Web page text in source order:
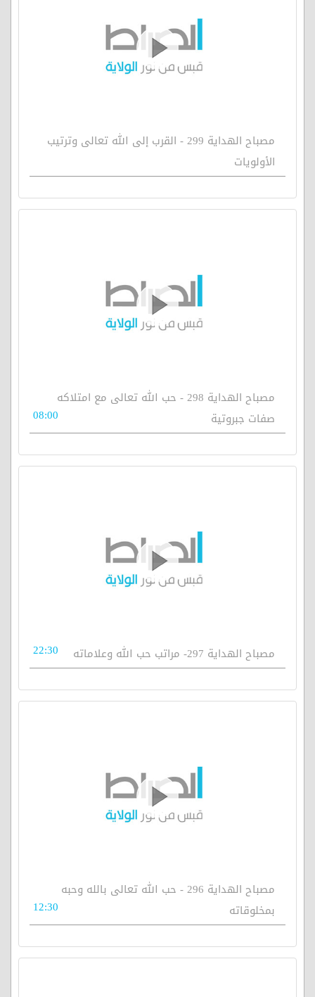
مصباح الهداية 299 - القرب إلى الله تعالى وترتيب
الأولويات
مصباح الهداية 298 - حب الله تعالى مع امتلاكه
صفات جبروتية
08:00
مصباح الهداية 297- مراتب حب الله وعلاماته 22:30
مصباح الهداية 296 - حب الله تعالى بالله وحبه
بمخلوقاته
12:30